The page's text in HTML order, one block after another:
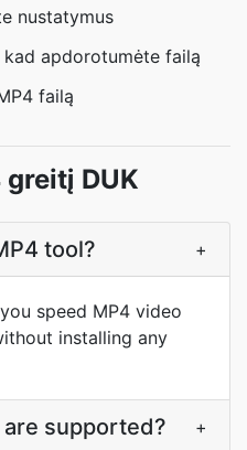
nustatymus
apdorotumėte failą
failą
DUK
tool? +
speed MP4 video
installing any
supported? +